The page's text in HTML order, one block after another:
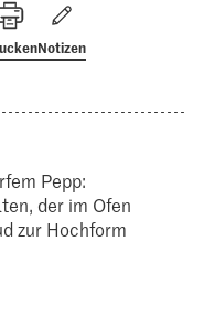
Notizen
Pepp:
der im Ofen
zur Hochform